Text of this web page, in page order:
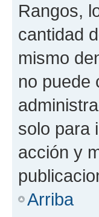
Rangos,
cantidad
mismo
no puede
solo para
acción y
Arriba